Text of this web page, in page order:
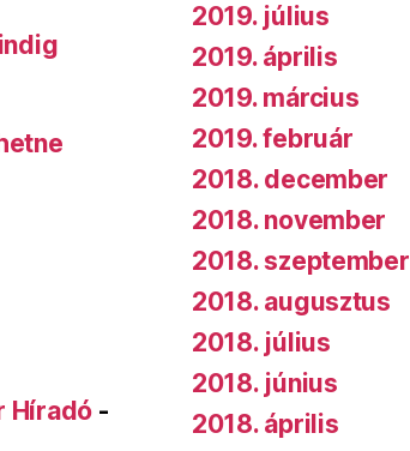
Híradó-
2019. július
2019. április
2019. március
2019. február
2018. december
2018. november
2018. szeptember
2018. augusztus
2018. július
2018. június
2018. április